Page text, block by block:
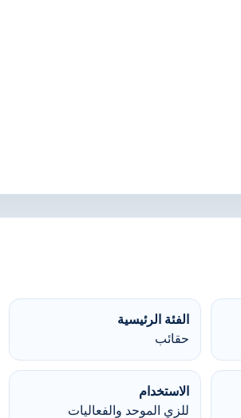
الفئة الرئيسية
حقائب
الاستخدام
للزي الموحد والفعاليات